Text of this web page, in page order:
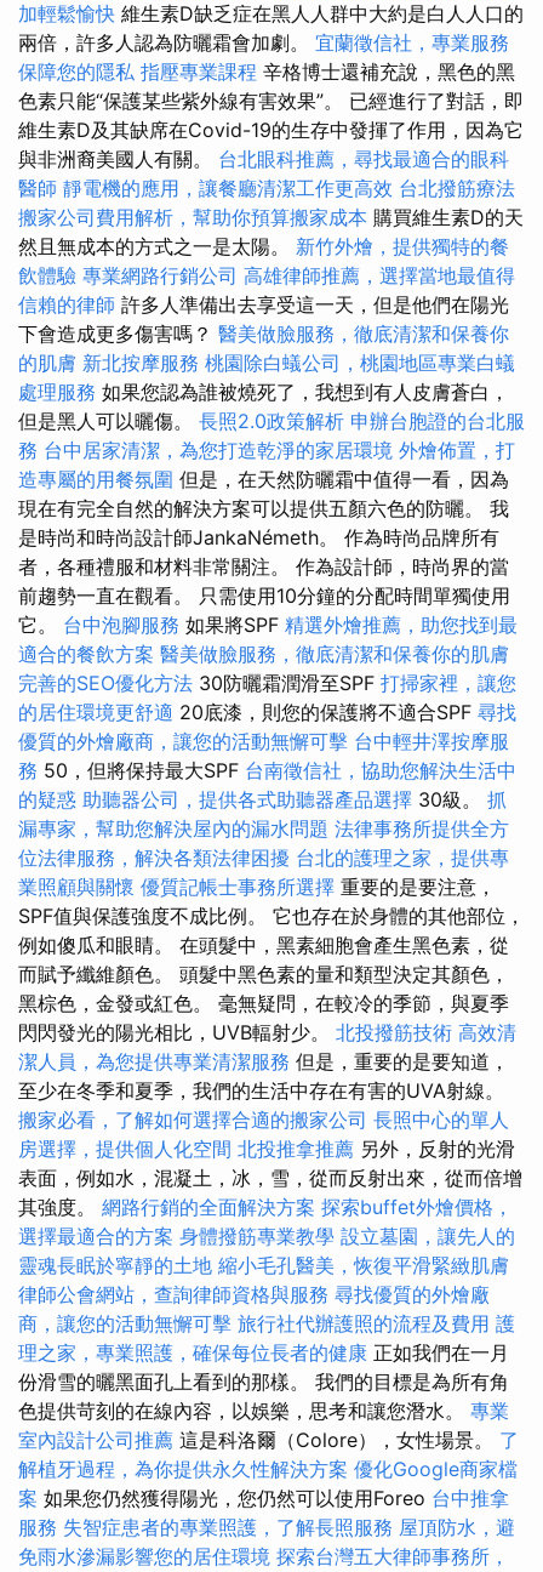
加輕鬆愉快 維生素D缺乏症在黑人人群中大約是白人人口的
兩倍，許多人認為防曬霜會加劇。 宜蘭徵信社，專業服務
保障您的隱私 指壓專業課程 辛格博士還補充說，黑色的黑
色素只能“保護某些紫外線有害效果”。 已經進行了對話，即
維生素D及其缺席在Covid-19的生存中發揮了作用，因為它
與非洲裔美國人有關。 台北眼科推薦，尋找最適合的眼科
醫師 靜電機的應用，讓餐廳清潔工作更高效 台北撥筋療法
搬家公司費用解析，幫助你預算搬家成本 購買維生素D的天
然且無成本的方式之一是太陽。 新竹外燴，提供獨特的餐
飲體驗 專業網路行銷公司 高雄律師推薦，選擇當地最值得
信賴的律師 許多人準備出去享受這一天，但是他們在陽光
下會造成更多傷害嗎？ 醫美做臉服務，徹底清潔和保養你
的肌膚 新北按摩服務 桃園除白蟻公司，桃園地區專業白蟻
處理服務 如果您認為誰被燒死了，我想到有人皮膚蒼白，
但是黑人可以曬傷。 長照2.0政策解析 申辦台胞證的台北服
務 台中居家清潔，為您打造乾淨的家居環境 外燴佈置，打
造專屬的用餐氛圍 但是，在天然防曬霜中值得一看，因為
現在有完全自然的解決方案可以提供五顏六色的防曬。 我
是時尚和時尚設計師JankaNémeth。 作為時尚品牌所有
者，各種禮服和材料非常關注。 作為設計師，時尚界的當
前趨勢一直在觀看。 只需使用10分鐘的分配時間單獨使用
它。 台中泡腳服務 如果將SPF 精選外燴推薦，助您找到最
適合的餐飲方案 醫美做臉服務，徹底清潔和保養你的肌膚
完善的SEO優化方法 30防曬霜潤滑至SPF 打掃家裡，讓您
的居住環境更舒適 20底漆，則您的保護將不適合SPF 尋找
優質的外燴廠商，讓您的活動無懈可擊 台中輕井澤按摩服
務 50，但將保持最大SPF 台南徵信社，協助您解決生活中
的疑惑 助聽器公司，提供各式助聽器產品選擇 30級。 抓
漏專家，幫助您解決屋內的漏水問題 法律事務所提供全方
位法律服務，解決各類法律困擾 台北的護理之家，提供專
業照顧與關懷 優質記帳士事務所選擇 重要的是要注意，
SPF值與保護強度不成比例。 它也存在於身體的其他部位，
例如傻瓜和眼睛。 在頭髮中，黑素細胞會產生黑色素，從
而賦予纖維顏色。 頭髮中黑色素的量和類型決定其顏色，
黑棕色，金發或紅色。 毫無疑問，在較冷的季節，與夏季
閃閃發光的陽光相比，UVB輻射少。 北投撥筋技術 高效清
潔人員，為您提供專業清潔服務 但是，重要的是要知道，
至少在冬季和夏季，我們的生活中存在有害的UVA射線。
搬家必看，了解如何選擇合適的搬家公司 長照中心的單人
房選擇，提供個人化空間 北投推拿推薦 另外，反射的光滑
表面，例如水，混凝土，冰，雪，從而反射出來，從而倍增
其強度。 網路行銷的全面解決方案 探索buffet外燴價格，
選擇最適合的方案 身體撥筋專業教學 設立墓園，讓先人的
靈魂長眠於寧靜的土地 縮小毛孔醫美，恢復平滑緊緻肌膚
律師公會網站，查詢律師資格與服務 尋找優質的外燴廠
商，讓您的活動無懈可擊 旅行社代辦護照的流程及費用 護
理之家，專業照護，確保每位長者的健康 正如我們在一月
份滑雪的曬黑面孔上看到的那樣。 我們的目標是為所有角
色提供苛刻的在線內容，以娛樂，思考和讓您潛水。 專業
室內設計公司推薦 這是科洛爾（Colore），女性場景。 了
解植牙過程，為你提供永久性解決方案 優化Google商家檔
案 如果您仍然獲得陽光，您仍然可以使用Foreo 台中推拿
服務 失智症患者的專業照護，了解長照服務 屋頂防水，避
免雨水滲漏影響您的居住環境 探索台灣五大律師事務所，